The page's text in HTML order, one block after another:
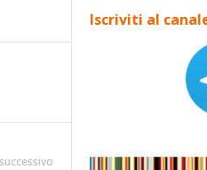
Iscriviti al